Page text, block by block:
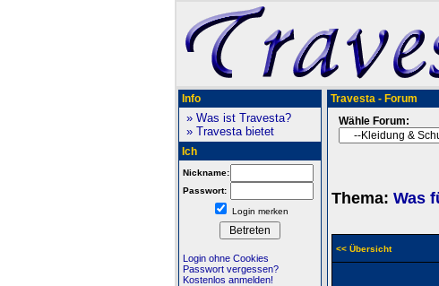
Info
» Was ist Travesta?
» Travesta bietet
Ich
Nickname:
Passwort:
Login merken
Login ohne Cookies
Passwort vergessen?
Kostenlos anmelden!
Travesta - Forum
Wähle Forum:
Thema: Was
<< Übersicht